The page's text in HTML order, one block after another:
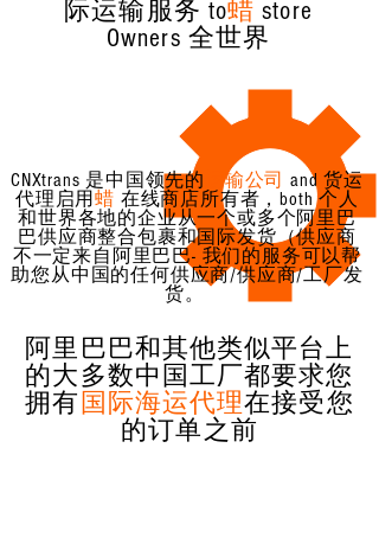
际运输服务 to蜡 store
Owners 全世界
CNXtrans 是中国领先的 运输公司 and 货运
代理启用蜡 在线商店所有者，both 个人
和世界各地的企业从一个或多个阿里巴
巴供应商整合包裹和国际发货（供应商
不一定来自阿里巴巴- 我们的服务可以帮
助您从中国的任何供应商/供应商/工厂发
货。
阿里巴巴和其他类似平台上
的大多数中国工厂都要求您
拥有 国际海运代理在接受您
的订单之前